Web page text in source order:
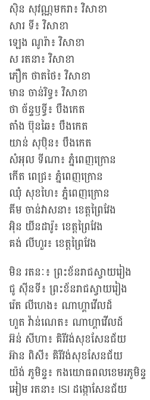
ស៊ិន សុវណ្ណមករា៖ វិសាខា
សារ ទី៖ វិសាខា
ឡេង ណូរ៉ា៖ វិសាខា
ស រតនា៖ វិសាខា
ភឿក ថាតថៃ៖ វិសាខា
មាន ចាន់រិទ្ធ៖ វិសាខា
ថា ច័ន្ទឫទ្ធី៖ បឹងកេត
តាំង ប៊ុនឆៃ៖ បឹងកេត
យាន់ សុប៉ិន៖ បឹងកេត
សំអុល ទីណា៖ ភ្នំពេញក្រោន
កើត ពេជ្រ៖ ភ្នំពេញក្រោន
ឈុំ សុខហៃ៖ ភ្នំពេញក្រោន
គីម ចាន់វាសនា៖ ខេត្តព្រៃវែង
អ៊ិន យីនដារ៉ូ៖ ខេត្តព្រៃវែង
គង់ លីហួរ៖ ខេត្តព្រៃវែង
មិន រតនៈ៖ ព្រះខ័នរាជស្វាយរៀង
ជូ ស៊ីនទី៖ ព្រះខ័នរាជស្វាយរៀង
រ៉េត លីហេង៖ ណាហ្គាវើលដ៍
ហួត វ៉ាន់ណេត៖ ណាហ្គាវើលដ៍
អ៊ន់ សីហា៖ គិរីវង់សុខសែនជ័យ
អ៊ាន ពិសី៖ គិរីវង់សុខសែនជ័យ
យ៉ង់ ភូមិន្ទ៖ កងយោធពលខេមរភូមិន្ទ
អៀម រតនា៖ ISI ដង្កោសែនជ័យ